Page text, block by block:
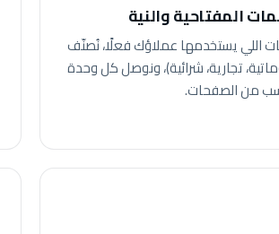
المفتاحية والنية
اللي يستخدمها عملاؤك فعلًا، نُصنّف
تجارية، شرائية)، ونوصل كل وحدة
من الصفحات.